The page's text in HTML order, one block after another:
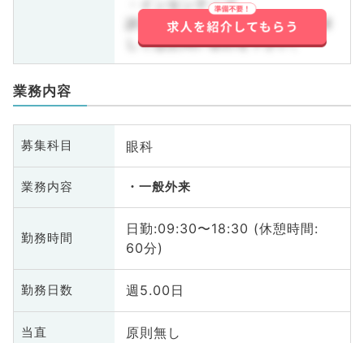
・インセンティブ
詳しくはお問い合わせ下さい。詳
しくはお問い合わせ下さい。
業務内容
募集科目 眼科
業務内容 一般外来
勤務時間
日勤:09:30〜18:30 (休憩時間:
60分)
勤務日数 週5.00日
当直 原則無し